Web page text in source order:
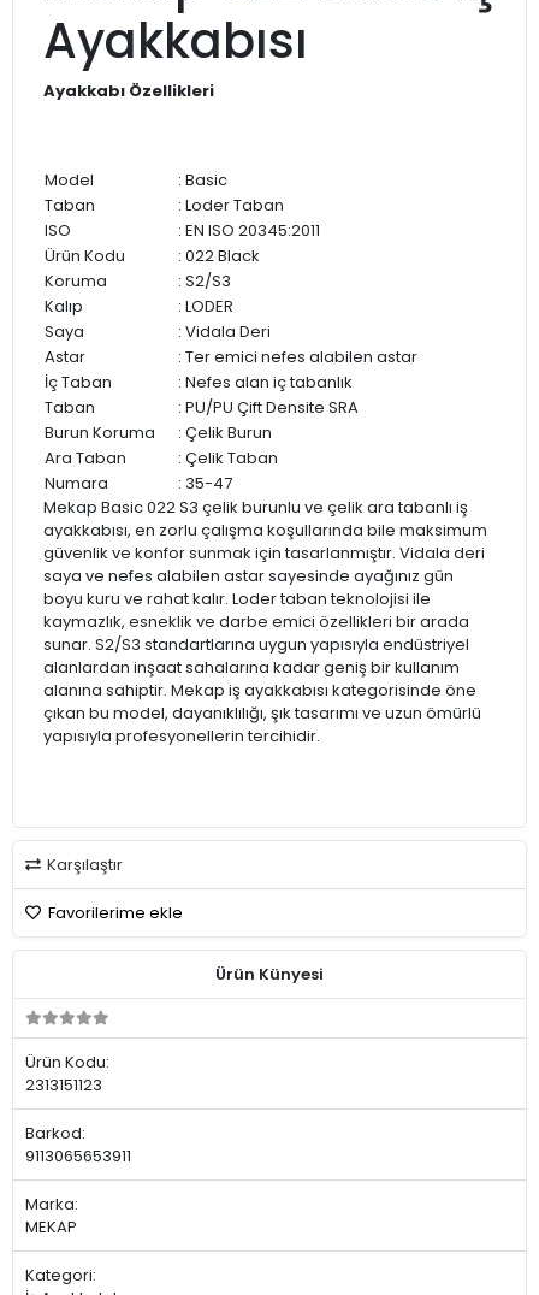
Ayakkabısı
Ayakkabı Özellikleri
Model
: Basic
Taban
: Loder Taban
ISO
: EN ISO 20345:2011
Ürün Kodu
: 022 Black
Koruma
: S2/S3
Kalıp
: LODER
Saya
: Vidala Deri
Astar
: Ter emici nefes alabilen astar
İç Taban
: Nefes alan iç tabanlık
Taban
: PU/PU Çift Densite SRA
Burun Koruma
: Çelik Burun
Ara Taban
: Çelik Taban
Numara
: 35-47
Mekap Basic 022 S3 çelik burunlu ve çelik ara tabanlı iş
ayakkabısı, en zorlu çalışma koşullarında bile maksimum
güvenlik ve konfor sunmak için tasarlanmıştır. Vidala deri
saya ve nefes alabilen astar sayesinde ayağınız gün
boyu kuru ve rahat kalır. Loder taban teknolojisi ile
kaymazlık, esneklik ve darbe emici özellikleri bir arada
sunar. S2/S3 standartlarına uygun yapısıyla endüstriyel
alanlardan inşaat sahalarına kadar geniş bir kullanım
alanına sahiptir. Mekap iş ayakkabısı kategorisinde öne
çıkan bu model, dayanıklılığı, şık tasarımı ve uzun ömürlü
yapısıyla profesyonellerin tercihidir.
Karşılaştır
Favorilerime ekle
Ürün Künyesi
Ürün Kodu:
2313151123
Barkod:
9113065653911
Marka:
MEKAP
Kategori: